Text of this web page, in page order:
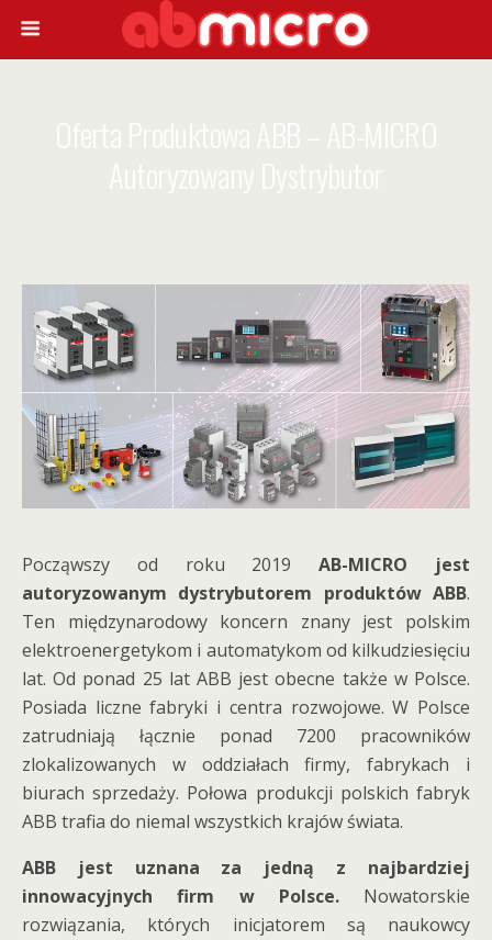
Począwszy od roku 2019AB-MICRO jest
autoryzowanym dystrybutorem produktów ABB.
Ten międzynarodowy koncern znany jest polskim
elektroenergetykom i automatykom od kilkudziesięciu
lat. Od ponad 25 lat ABB jest obecne także w Polsce.
Posiada liczne fabryki i centra rozwojowe. W Polsce
zatrudniają łącznie ponad 7200 pracowników
zlokalizowanych w oddziałach firmy, fabrykach i
biurach sprzedaży. Połowa produkcji polskich fabryk
ABB trafia do niemal wszystkich krajów świata.
ABB jest uznana za jedną z najbardziej
innowacyjnych firm w Polsce.Nowatorskie
rozwiązania, których inicjatorem są naukowcy